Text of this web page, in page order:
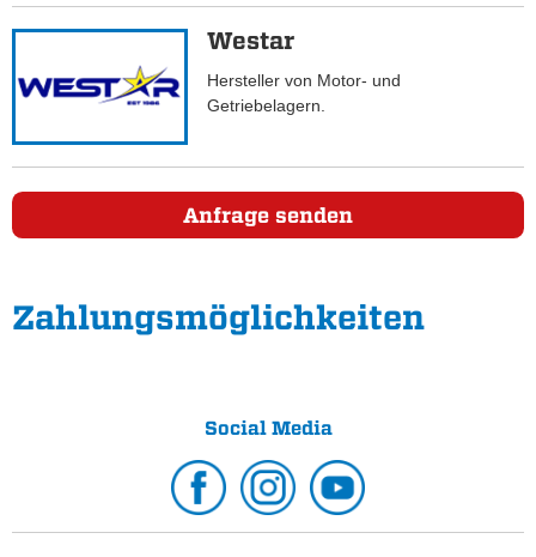
Westar
Hersteller von Motor- und
Getriebelagern.
Anfrage senden
Zahlungs­möglichkeiten
Social Media